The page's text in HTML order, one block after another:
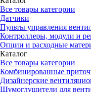
Все товары категории
Датчики
Пульты управления
Контроллеры, модули и
Опции и расходные
Каталог
Все товары категории
Комбинированные
Дизайнерские
Шумоглушители для